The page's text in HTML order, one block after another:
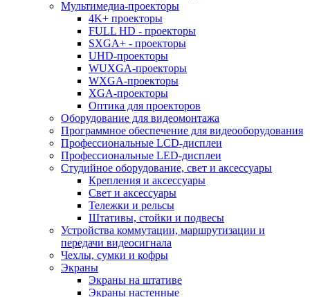
Мультимедиа-проекторы
4K+ проекторы
FULL HD - проекторы
SXGA+ - проекторы
UHD-проекторы
WUXGA-проекторы
WXGA-проекторы
XGA-проекторы
Оптика для проекторов
Оборудование для видеомонтажа
Программное обеспечение для видеооборудования
Профессиональные LCD-дисплеи
Профессиональные LED-дисплеи
Студийное оборудование, свет и аксессуары
Крепления и аксессуары
Свет и аксессуары
Тележки и рельсы
Штативы, стойки и подвесы
Устройства коммутации, маршрутизации и
передачи видеосигнала
Чехлы, сумки и кофры
Экраны
Экраны на штативе
Экраны настенные